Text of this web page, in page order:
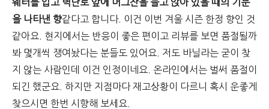
웨터를 입고 벽난로 앞에 머그잔을 들고 앉아 있을 때의 기분
을 나타낸 향같다고 합니다. 이건 이번 겨울 시즌 한정 향인 것
같아요. 현지에서는 반응이 좋은 편이고 리뷰를 보면 품절될까
봐 몇개씩 쟁여놨다는 분들도 있어요. 저도 바닐라는 굳이 찾
지 않는 사람인데 이건 인정이네요. 온라인에서는 벌써 품절이
되긴 했군요. 하지만 지점마다 재고상황이 다르니 혹시 운좋게
찾으시면 한번 시향해 보세요.